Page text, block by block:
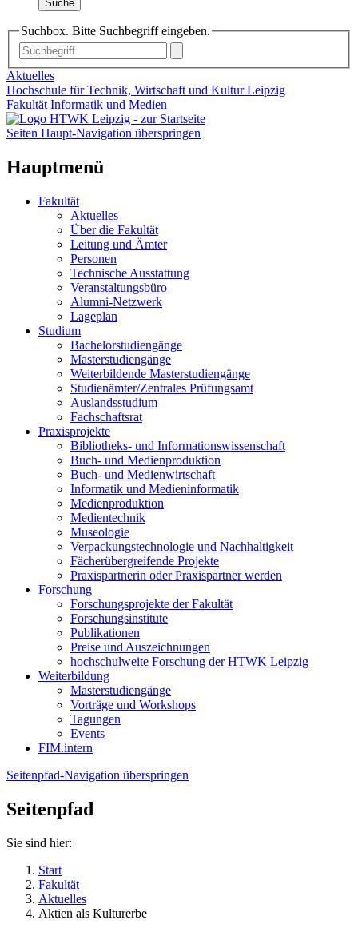
Suche
Suchbox. Bitte Suchbegriff eingeben.
Aktuelles
Hochschule für Technik, Wirtschaft und Kultur Leipzig
Fakultät Informatik und Medien
Seiten Haupt-Navigation überspringen
Hauptmenü
Fakultät
Aktuelles
Über die Fakultät
Leitung und Ämter
Personen
Technische Ausstattung
Veranstaltungsbüro
Alumni-Netzwerk
Lageplan
Studium
Bachelorstudiengänge
Masterstudiengänge
Weiterbildende Masterstudiengänge
Studienämter/Zentrales Prüfungsamt
Auslandsstudium
Fachschaftsrat
Praxisprojekte
Bibliotheks- und Informationswissenschaft
Buch- und Medienproduktion
Buch- und Medienwirtschaft
Informatik und Medieninformatik
Medienproduktion
Medientechnik
Museologie
Verpackungstechnologie und Nachhaltigkeit
Fächerübergreifende Projekte
Praxispartnerin oder Praxispartner werden
Forschung
Forschungsprojekte der Fakultät
Forschungsinstitute
Publikationen
Preise und Auszeichnungen
hochschulweite Forschung der HTWK Leipzig
Weiterbildung
Masterstudiengänge
Vorträge und Workshops
Tagungen
Events
FIM.intern
Seitenpfad-Navigation überspringen
Seitenpfad
Sie sind hier:
Start
Fakultät
Aktuelles
Aktien als Kulturerbe